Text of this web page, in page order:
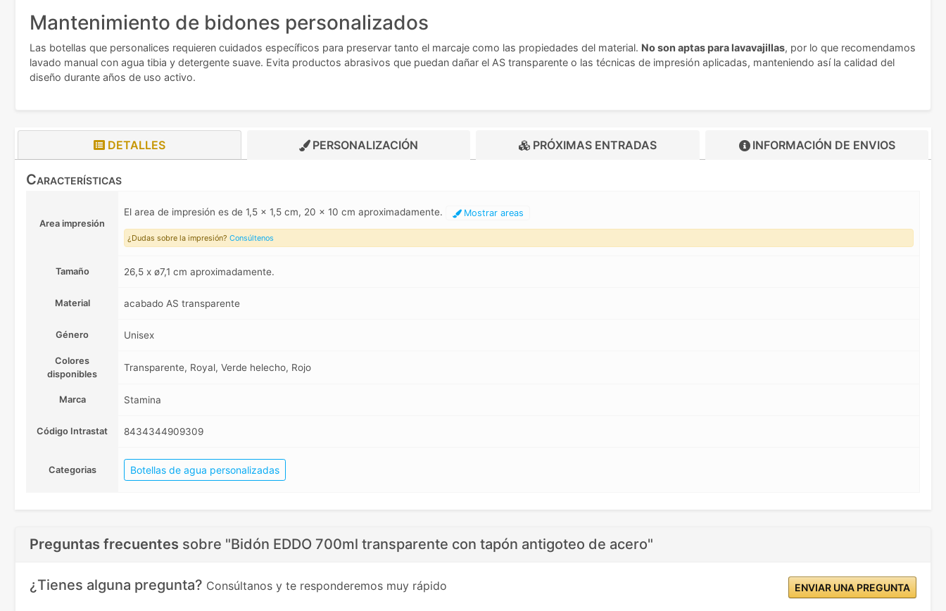
Mantenimiento de bidones personalizados
Las botellas que personalices requieren cuidados específicos para preservar tanto el marcaje como las propiedades del material. No son aptas para lavavajillas, por lo que recomendamos
lavado manual con agua tibia y detergente suave. Evita productos abrasivos que puedan dañar el AS transparente o las técnicas de impresión aplicadas, manteniendo así la calidad del
diseño durante años de uso activo.
DETALLES PERSONALIZACIÓN PRÓXIMAS ENTRADAS INFORMACIÓN DE ENVIOS
Características
Area impresión
El area de impresión es de 1,5 x 1,5 cm, 20 x 10 cm aproximadamente. Mostrar areas
¿Dudas sobre la impresión? Consúltenos
Tamaño 26,5 x ø7,1 cm aproximadamente.
Material acabado AS transparente
Género Unisex
Colores
disponibles
Transparente, Royal, Verde helecho, Rojo
Marca Stamina
Código Intrastat 8434344909309
Categorias Botellas de agua personalizadas
Preguntas frecuentes sobre "Bidón EDDO 700ml transparente con tapón antigoteo de acero"
¿Tienes alguna pregunta? Consúltanos y te responderemos muy rápido ENVIAR UNA PREGUNTA